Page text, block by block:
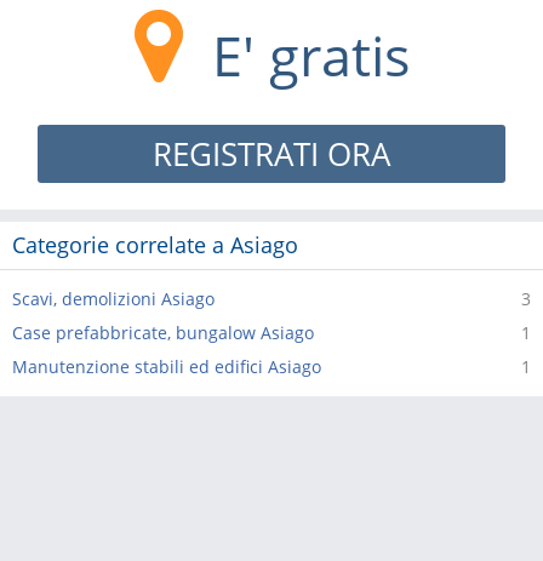
E' gratis
REGISTRATI ORA
Categorie correlate a Asiago
3
Scavi, demolizioni Asiago
1
Case prefabbricate, bungalow Asiago
1
Manutenzione stabili ed edifici Asiago